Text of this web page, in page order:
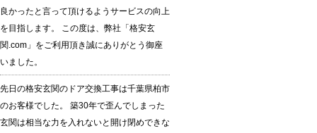
良かったと言って頂けるようサービスの向上
を目指します。 この度は、弊社「格安玄
関.com」をご利用頂き誠にありがとう御座
いました。
先日の格安玄関のドア交換工事は千葉県柏市
のお客様でした。 築30年で歪んでしまった
玄関は相当な力を入れないと開け閉めできな